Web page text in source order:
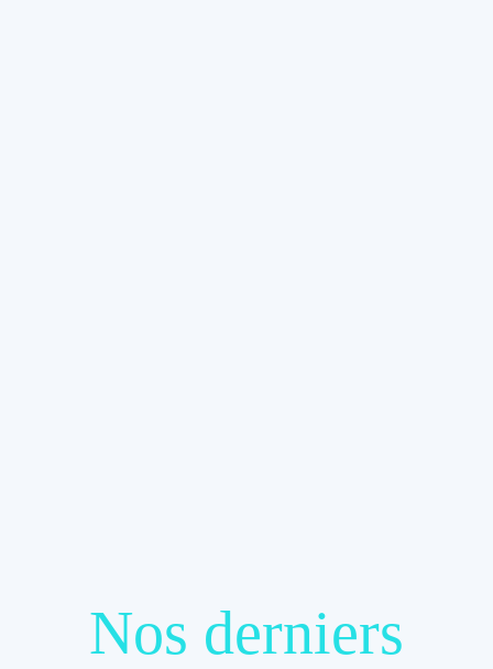
Nos derniers